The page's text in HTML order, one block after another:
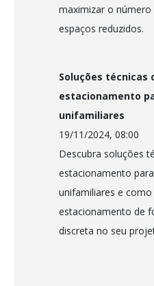
maximizar o número
espaços reduzidos.
Soluções técnicas
estacionamento
unifamiliares
19/11/2024, 08:00
Descubra soluções
estacionamento
unifamiliares e
estacionamento de
discreta no seu